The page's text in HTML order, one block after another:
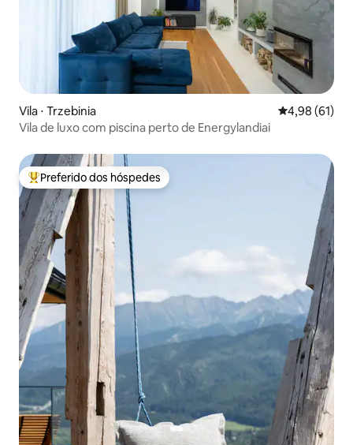
Vila ⋅ Trzebinia 4,98 de uma
4,98 (61)
Vila de luxo com piscina perto de Energylandiai
Entre os melhores preferidos dos hóspedes
Preferido dos hóspedes